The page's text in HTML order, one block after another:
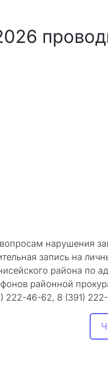
нарушения
запись на
района по
районной
222-46-62, 8 (391)